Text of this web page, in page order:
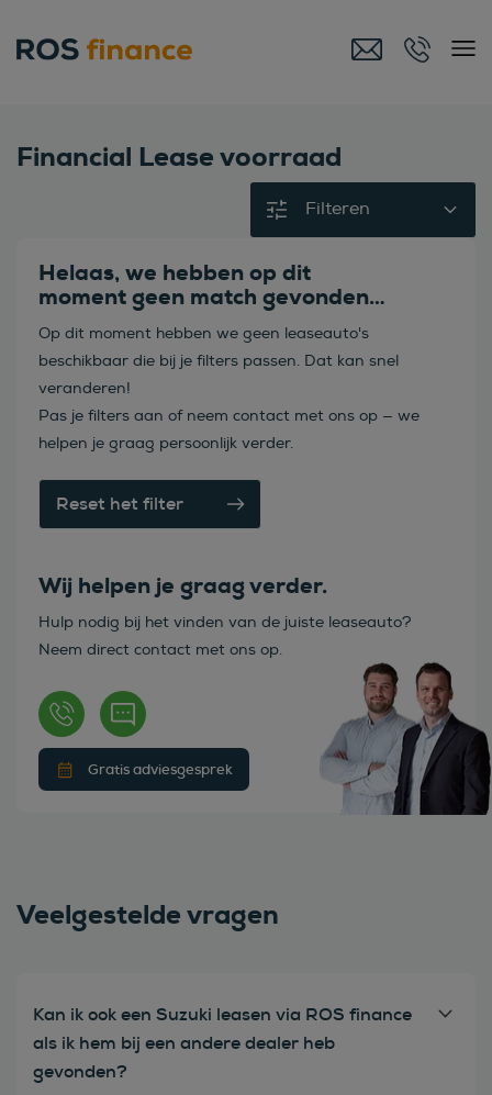
Financial Lease voorraad
Filteren
Helaas, we hebben op dit
moment geen match gevonden…
Op dit moment hebben we geen leaseauto's
beschikbaar die bij je filters passen. Dat kan snel
veranderen!
Pas je filters aan of neem contact met ons op — we
helpen je graag persoonlijk verder.
Reset het filter
Wij helpen je graag verder.
Hulp nodig bij het vinden van de juiste leaseauto?
Neem direct contact met ons op.
Gratis adviesgesprek
Veelgestelde vragen
Kan ik ook een Suzuki leasen via ROS finance
als ik hem bij een andere dealer heb
gevonden?